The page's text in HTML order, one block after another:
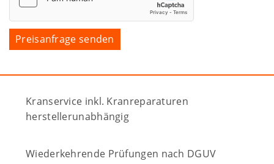
Kranservice inkl. Kranreparaturen
herstellerunabhängig
Wiederkehrende Prüfungen nach DGUV